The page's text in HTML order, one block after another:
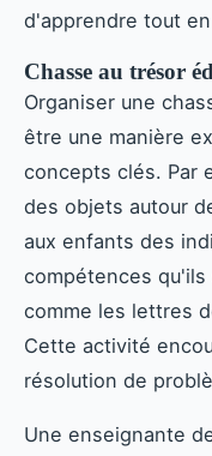
d'apprendre tout
Chasse au trésor
Organiser une
être une manière
concepts clés. Par
des objets autour
aux enfants des
compétences
comme les lettres
Cette activité
résolution de
Une enseignante